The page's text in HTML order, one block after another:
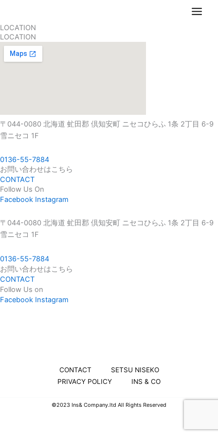
を
ス
ッ
LOCATION
LOCATION
〒044-0080 北海道 虻田郡 倶知安町 ニセコひらふ 1条 2丁目 6-9
雪ニセコ 1F
0136-55-7884
お問い合わせはこちら
CONTACT
Follow Us On
Facebook Instagram
〒044-0080 北海道 虻田郡 倶知安町 ニセコひらふ 1条 2丁目 6-9
雪ニセコ 1F
0136-55-7884
お問い合わせはこちら
CONTACT
Follow Us on
Facebook Instagram
CONTACT
SETSU NISEKO
PRIVACY POLICY
INS & CO
©︎2023 Ins& Company.ltd All Rights Reserved